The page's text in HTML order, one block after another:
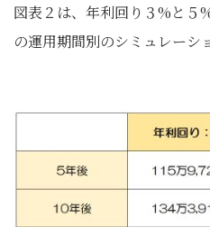
図表２は、年利回り３%と５
の運用期間別のシミュレーシ